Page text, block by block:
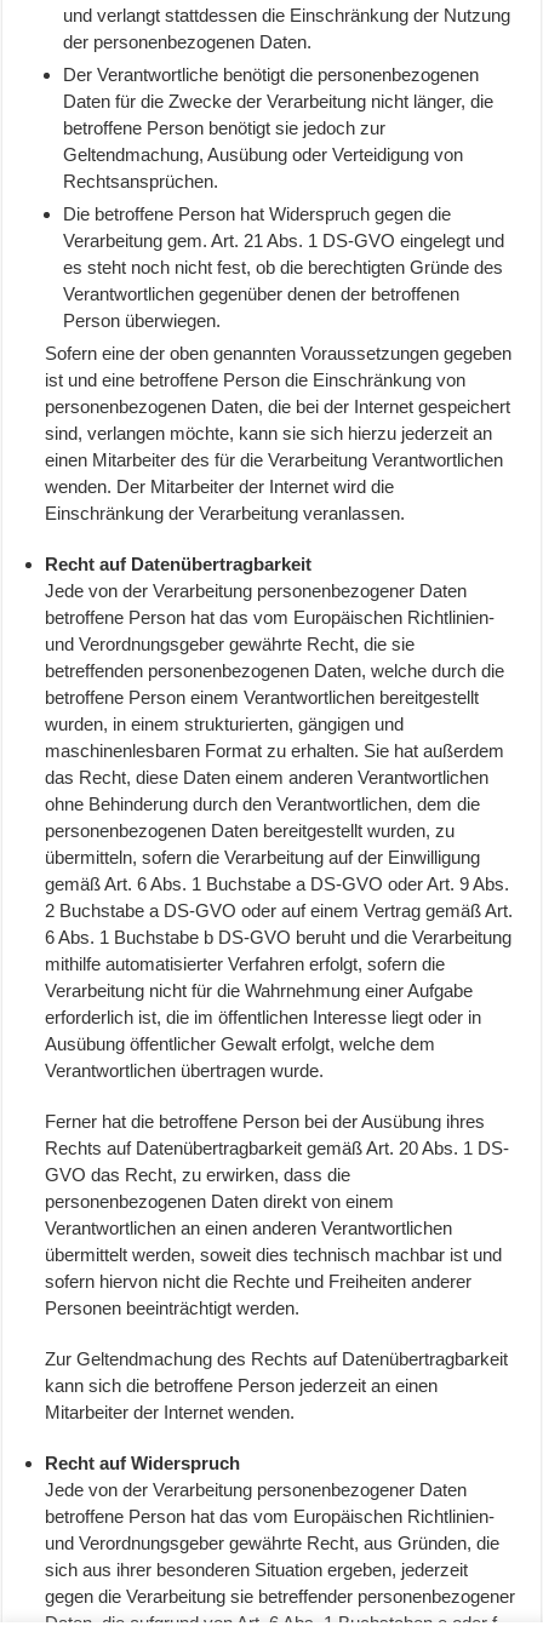
und verlangt stattdessen die Einschränkung der Nutzung
der personenbezogenen Daten.
Der Verantwortliche benötigt die personenbezogenen
Daten für die Zwecke der Verarbeitung nicht länger, die
betroffene Person benötigt sie jedoch zur
Geltendmachung, Ausübung oder Verteidigung von
Rechtsansprüchen.
Die betroffene Person hat Widerspruch gegen die
Verarbeitung gem. Art. 21 Abs. 1 DS-GVO eingelegt und
es steht noch nicht fest, ob die berechtigten Gründe des
Verantwortlichen gegenüber denen der betroffenen
Person überwiegen.
Sofern eine der oben genannten Voraussetzungen gegeben
ist und eine betroffene Person die Einschränkung von
personenbezogenen Daten, die bei der Internet gespeichert
sind, verlangen möchte, kann sie sich hierzu jederzeit an
einen Mitarbeiter des für die Verarbeitung Verantwortlichen
wenden. Der Mitarbeiter der Internet wird die
Einschränkung der Verarbeitung veranlassen.
Recht auf Datenübertragbarkeit
Jede von der Verarbeitung personenbezogener Daten
betroffene Person hat das vom Europäischen Richtlinien-
und Verordnungsgeber gewährte Recht, die sie
betreffenden personenbezogenen Daten, welche durch die
betroffene Person einem Verantwortlichen bereitgestellt
wurden, in einem strukturierten, gängigen und
maschinenlesbaren Format zu erhalten. Sie hat außerdem
das Recht, diese Daten einem anderen Verantwortlichen
ohne Behinderung durch den Verantwortlichen, dem die
personenbezogenen Daten bereitgestellt wurden, zu
übermitteln, sofern die Verarbeitung auf der Einwilligung
gemäß Art. 6 Abs. 1 Buchstabe a DS-GVO oder Art. 9 Abs.
2 Buchstabe a DS-GVO oder auf einem Vertrag gemäß Art.
6 Abs. 1 Buchstabe b DS-GVO beruht und die Verarbeitung
mithilfe automatisierter Verfahren erfolgt, sofern die
Verarbeitung nicht für die Wahrnehmung einer Aufgabe
erforderlich ist, die im öffentlichen Interesse liegt oder in
Ausübung öffentlicher Gewalt erfolgt, welche dem
Verantwortlichen übertragen wurde.
Ferner hat die betroffene Person bei der Ausübung ihres
Rechts auf Datenübertragbarkeit gemäß Art. 20 Abs. 1 DS-
GVO das Recht, zu erwirken, dass die
personenbezogenen Daten direkt von einem
Verantwortlichen an einen anderen Verantwortlichen
übermittelt werden, soweit dies technisch machbar ist und
sofern hiervon nicht die Rechte und Freiheiten anderer
Personen beeinträchtigt werden.
Zur Geltendmachung des Rechts auf Datenübertragbarkeit
kann sich die betroffene Person jederzeit an einen
Mitarbeiter der Internet wenden.
Recht auf Widerspruch
Jede von der Verarbeitung personenbezogener Daten
betroffene Person hat das vom Europäischen Richtlinien-
und Verordnungsgeber gewährte Recht, aus Gründen, die
sich aus ihrer besonderen Situation ergeben, jederzeit
gegen die Verarbeitung sie betreffender personenbezogener
Daten, die aufgrund von Art. 6 Abs. 1 Buchstaben e oder f